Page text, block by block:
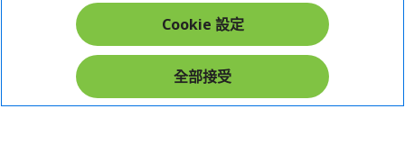
在社群上追蹤 Acer
Cookie 設定
全部接受